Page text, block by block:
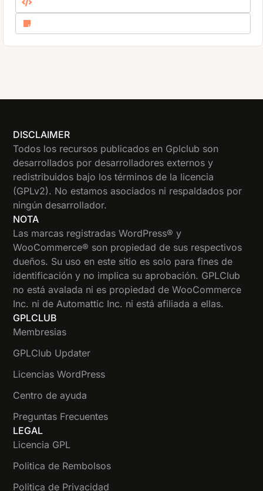
DISCLAIMER
Todos los recursos publicados en Gplclub son
desarrollados por desarrolladores externos y
redistribuidos bajo los términos de la licencia
(GPLv2). No estamos asociados ni respaldados por
ningún desarrollador.
NOTA
Las marcas registradas WordPress® y
WooCommerce® son propiedad de sus respectivos
dueños. Su uso en este sitio es solo para fines de
identificación y no implica su aprobación. GPLClub
no está avalada ni es propiedad de WooCommerce
Inc. ni de Automattic Inc. ni está afiliada a ellas.
GPLCLUB
Membresias
GPLClub Updater
Licencias WordPress
Centro de ayuda
Preguntas Frecuentes
LEGAL
Licencia GPL
Politica de Rembolsos
Politica de Privacidad